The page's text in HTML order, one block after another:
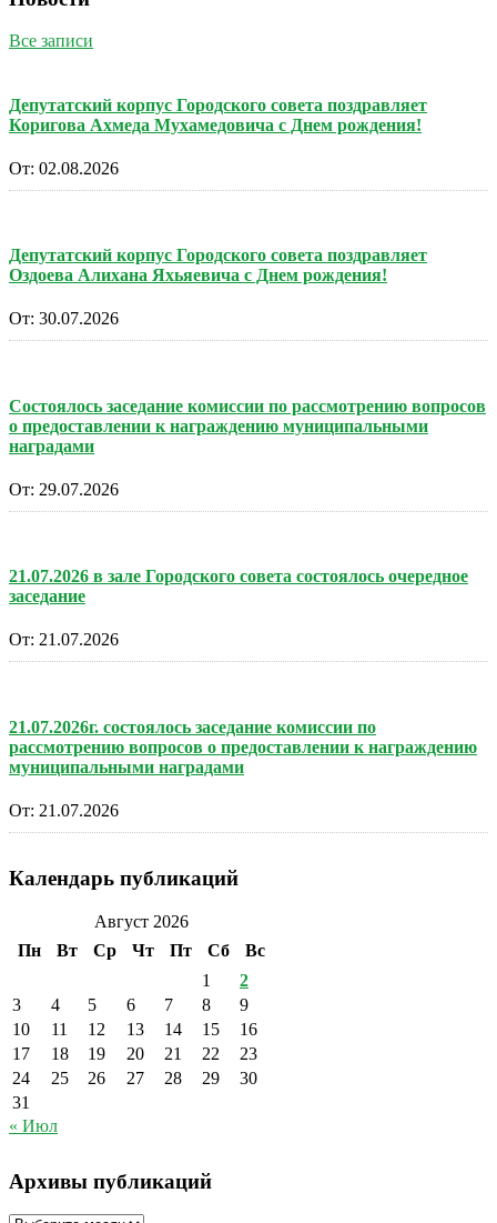
Все записи
Депутатский корпус Городского совета поздравляет
Коригова Ахмеда Мухамедовича с Днем рождения!
От: 02.08.2026
Депутатский корпус Городского совета поздравляет
Оздоева Алихана Яхьяевича с Днем рождения!
От: 30.07.2026
Состоялось заседание комиссии по рассмотрению вопросов
о предоставлении к награждению муниципальными
наградами
От: 29.07.2026
21.07.2026 в зале Городского совета состоялось очередное
заседание
От: 21.07.2026
21.07.2026г. состоялось заседание комиссии по
рассмотрению вопросов о предоставлении к награждению
муниципальными наградами
От: 21.07.2026
Календарь публикаций
Август 2026
Пн
Вт Ср Чт Пт Сб
Вс
1
2
3
4 5 6 7 8
9
10
11 12 13 14 15
16
17
18 19 20 21 22
23
24
25 26 27 28 29
30
31
« Июл
Архивы публикаций